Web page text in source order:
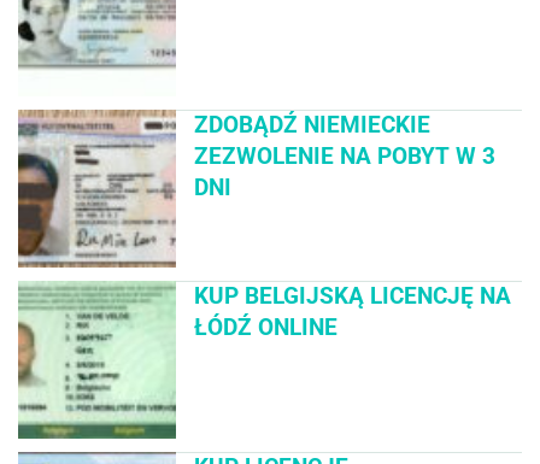
ZDOBĄDŹ NIEMIECKIE
ZEZWOLENIE NA POBYT W 3
DNI
KUP BELGIJSKĄ LICENCJĘ NA
ŁÓDŹ ONLINE